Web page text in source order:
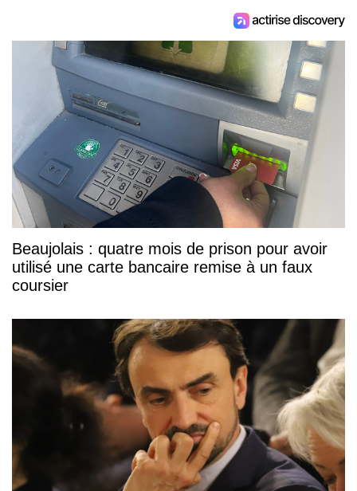
Beaujolais : quatre mois de prison pour avoir
utilisé une carte bancaire remise à un faux
coursier